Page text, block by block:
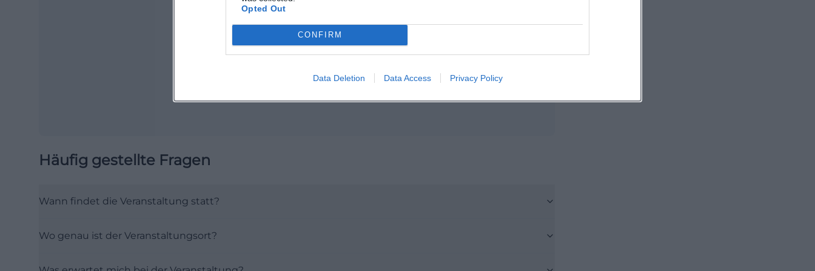
Opted Out
CONFIRM
Data Deletion Data Access Privacy Policy
Open in Google Maps
Häufig gestellte Fragen
Wann findet die Veranstaltung statt?
Wo genau ist der Veranstaltungsort?